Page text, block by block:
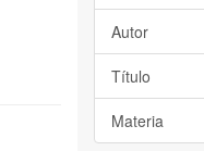
Autor
Título
Materia